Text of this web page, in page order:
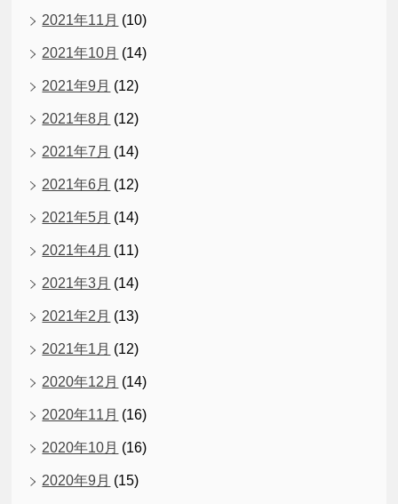
2021年11月 (10)
2021年10月 (14)
2021年9月 (12)
2021年8月 (12)
2021年7月 (14)
2021年6月 (12)
2021年5月 (14)
2021年4月 (11)
2021年3月 (14)
2021年2月 (13)
2021年1月 (12)
2020年12月 (14)
2020年11月 (16)
2020年10月 (16)
2020年9月 (15)